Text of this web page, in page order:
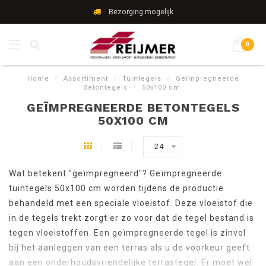
Bezorging mogelijk
0
Home / Assortiment / Tuintegels /
Geïmpregneerde
Betontegels
/ 50x100 cm
GEÏMPREGNEERDE BETONTEGELS
50X100 CM
24
Wat betekent "geïmpregneerd"? Geïmpregneerde
tuintegels 50x100 cm worden tijdens de productie
behandeld met een speciale vloeistof. Deze vloeistof die
in de tegels trekt zorgt er zo voor dat de tegel bestand is
tegen vloeistoffen. Een geïmpregneerde tegel is zinvol
bij het aanleggen van een terras als u de voorkeur geeft
aan een onderhoudsvriendelijke terrastegel. Er moet wel